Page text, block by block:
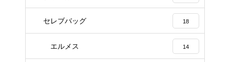
セレブバッグ 18
エルメス 14